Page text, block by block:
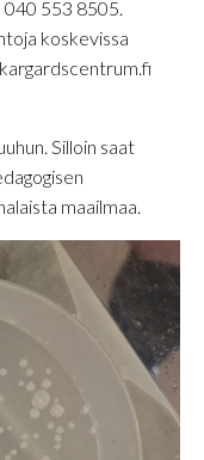
040 553 8505.
koskevissa
Silloin saat
maailmaa.